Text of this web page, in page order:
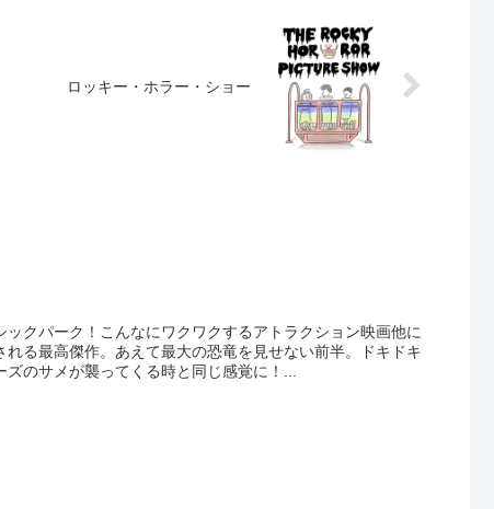
ロッキー・ホラー・ショー
クパーク！こんなにワクワクするアトラクション映画他に
る最高傑作。あえて最大の恐竜を見せない前半。ドキドキ
のサメが襲ってくる時と同じ感覚に！...